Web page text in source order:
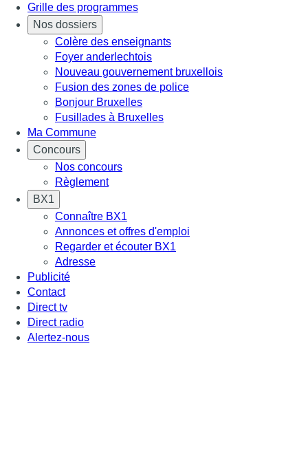
Grille des programmes
Nos dossiers
Colère des enseignants
Foyer anderlechtois
Nouveau gouvernement bruxellois
Fusion des zones de police
Bonjour Bruxelles
Fusillades à Bruxelles
Ma Commune
Concours
Nos concours
Règlement
BX1
Connaître BX1
Annonces et offres d'emploi
Regarder et écouter BX1
Adresse
Publicité
Contact
Direct tv
Direct radio
Alertez-nous